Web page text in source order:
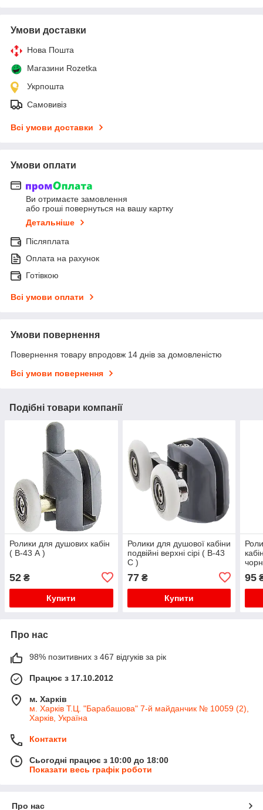
Умови доставки
Нова Пошта
Магазини Rozetka
Укрпошта
Самовивіз
Всі умови доставки
Умови оплати
Ви отримаєте замовлення
або гроші повернуться на вашу картку
Детальніше
Післяплата
Оплата на рахунок
Готівкою
Всі умови оплати
Умови повернення
Повернення товару впродовж 14 днів за домовленістю
Всі умови повернення
Подібні товари компанії
Ролики для душових кабін
( В-43 А )
52 ₴
Купити
Ролики для душової кабіни
подвійні верхні сірі ( В-43
С )
77₴
Купити
95
Про нас
98% позитивних з 467 відгуків за рік
Працює з 17.10.2012
м. Харків
м. Харків Т.Ц. "Барабашова" 7-й майданчик № 10059 (2),
Харків, Україна
Контакти
Сьогодні працює з 10:00 до 18:00
Показати весь графік роботи
Про нас